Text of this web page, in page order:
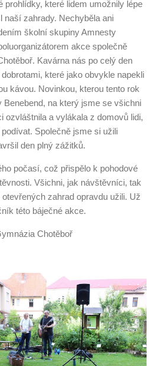
prohlídky, které lidem umožnily lépe
naší zahrady. Nechyběla ani
školní skupiny Amnesty
akce společně
Kavárna nás po celý den
které jako obvykle napekli
kávou. Novinkou, kterou tento rok
Benebend, na který jsme se všichni
ozvláštnila a vylákala z domovů lidi,
Společně jsme si užili
den plný zážitků.
počasí, což přispělo k pohodové
Všichni, jak návštěvníci, tak
zahrad opravdu užili. Už
této báječné akce.
Chotěboř